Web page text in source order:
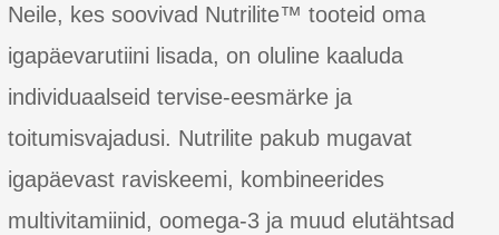
Neile, kes soovivad Nutrilite™ tooteid oma
igapäevarutiini lisada, on oluline kaaluda
individuaalseid tervise-eesmärke ja
toitumisvajadusi. Nutrilite pakub mugavat
igapäevast raviskeemi, kombineerides
multivitamiinid, oomega-3 ja muud elutähtsad